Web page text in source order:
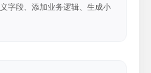
字段、添加业务逻辑、生成小